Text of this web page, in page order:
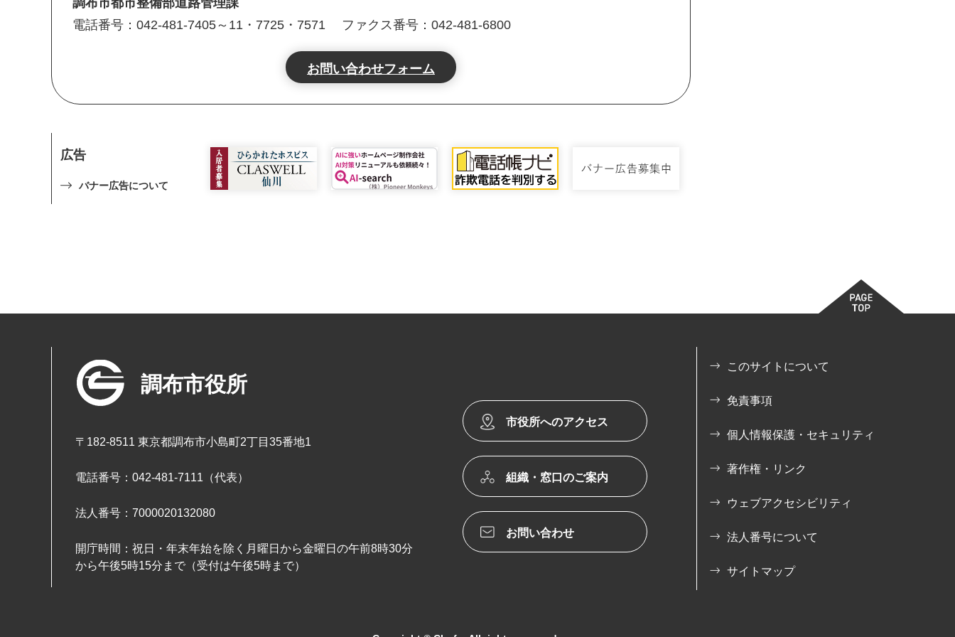
調布市都市整備部道路管理課
電話番号：042-481-7405～11・7725・7571
ファクス番号：042-481-6800
広告
バナー広告について
調布市役所
〒182-8511 東京都調布市小島町2丁目35番地1
電話番号：042-481-7111（代表）
法人番号：7000020132080
開庁時間：祝日・年末年始を除く月曜日から金曜日の午前8時30分
から午後5時15分まで（受付は午後5時まで）
市役所へのアクセス
組織・窓口のご案内
お問い合わせ
このサイトについて
免責事項
個人情報保護・セキュリティ
著作権・リンク
ウェブアクセシビリティ
法人番号について
サイトマップ